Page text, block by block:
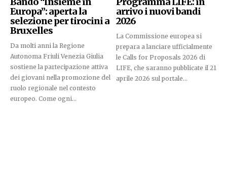
Europa”: aperta la
selezione per tirocini a
Bruxelles
Da molti anni la Regione
Autonoma Friuli Venezia Giulia
sostiene la partecipazione attiva
dei giovani nella promozione del
ruolo regionale nel contesto
europeo. Come ogni...
arrivo i nuovi bandi
2026
La Commissione europea si
prepara a lanciare ufficialmente
le Calls for Proposals 2026 di
LIFE, che saranno pubblicate il 21
aprile 2026 sul portale...